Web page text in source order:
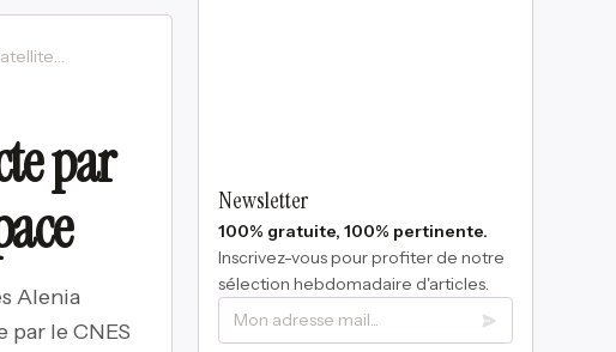
La France va tester la 5G directe par satellite avec Thales Alenia Space
par
Alenia
par le CNES
Newsletter
100% gratuite, 100% pertinente.
Inscrivez-vous pour profiter de notre
sélection hebdomadaire d'articles.